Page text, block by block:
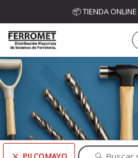
📦 TIENDA ONLINE
CÓMO COMPRAR
CONTACTO